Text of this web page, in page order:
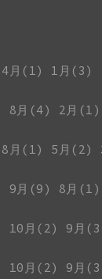
4月(1)
1月(3)
8月(4) 2月(1)
8月(1) 5月(2)
9月(9) 8月(1)
10月(2) 9月
10月(2) 9月